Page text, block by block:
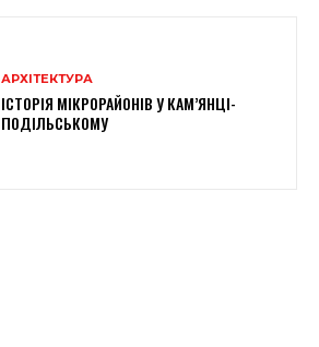
АРХІТЕКТУРА
ІСТОРІЯ МІКРОРАЙОНІВ У КАМ’ЯНЦІ-
ПОДІЛЬСЬКОМУ